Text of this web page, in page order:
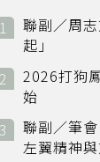
聯副／周
起」
2026打狗
始
聯副／筆
左翼精神